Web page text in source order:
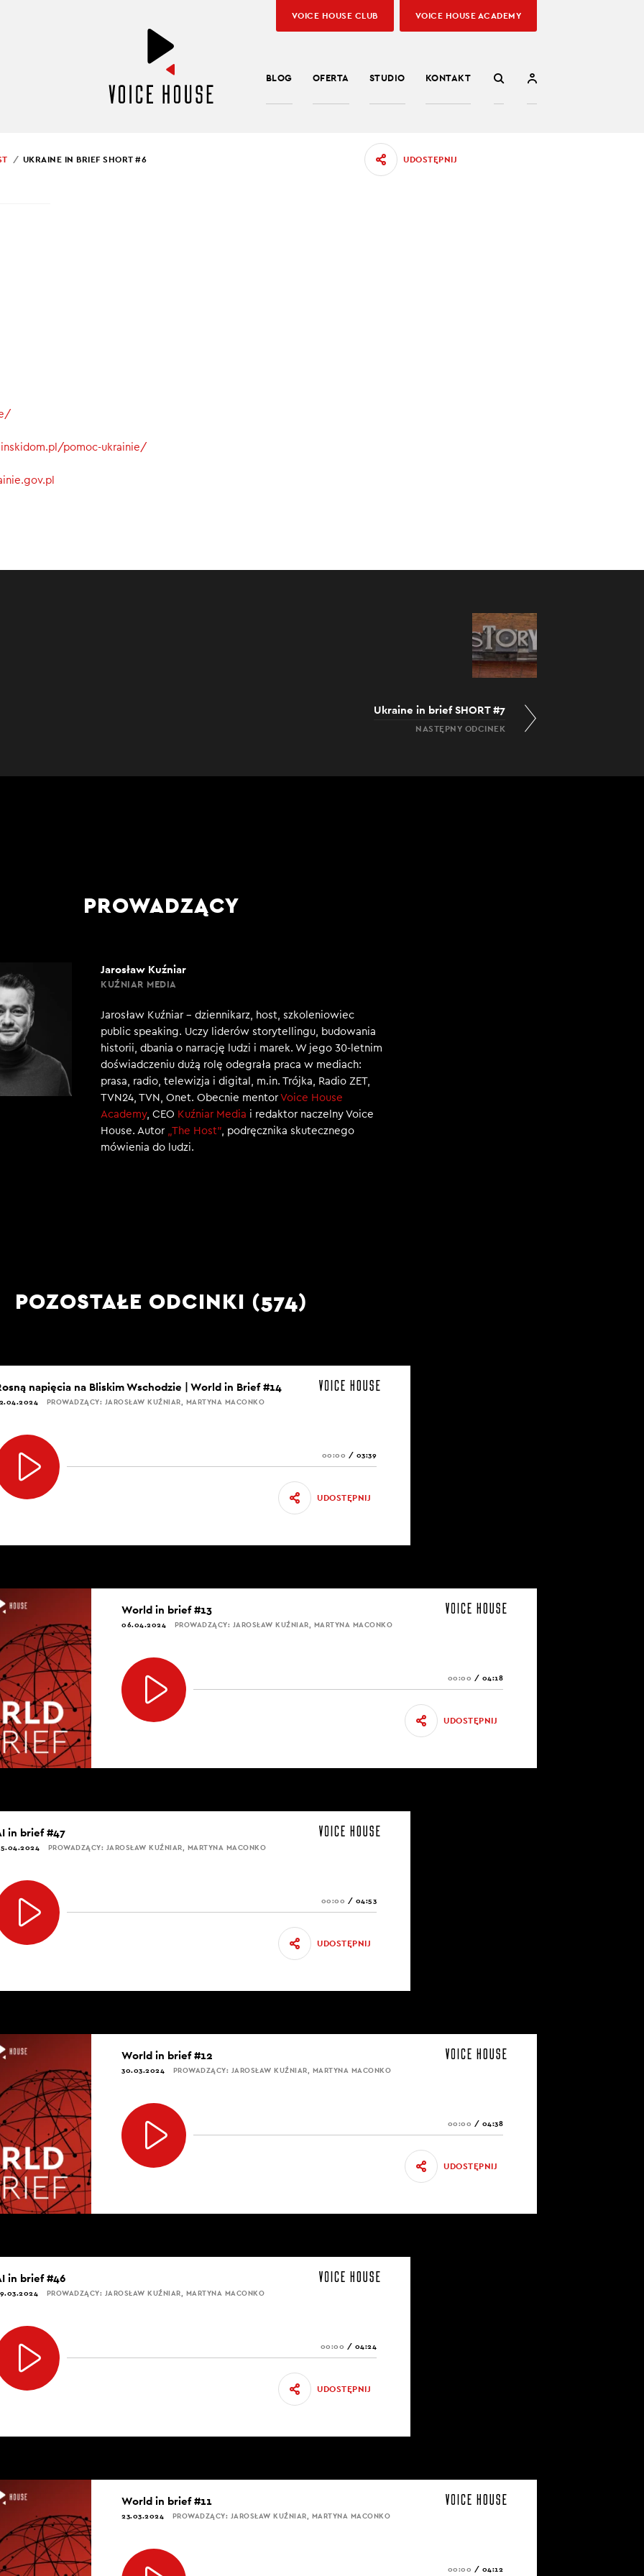
BLOG OFERTA STUDIO KONTAKT
VOICE HOUSE CLUB VOICE HOUSE ACADEMY
UKRAINE IN BRIEF SHORT #6 UDOSTĘPNIJ
pomoc-ukrainie/
Ukraine in brief SHORT #7
NASTĘPNY ODCINEK
PROWADZĄCY
Jarosław Kuźniar
KUŹNIAR MEDIA
Jarosław Kuźniar – dziennikarz, host, szkoleniowiec
public speaking. Uczy liderów storytellingu, budowania
historii, dbania o narrację ludzi i marek. W jego 30-letnim
doświadczeniu dużą rolę odegrała praca w mediach:
prasa, radio, telewizja i digital, m.in. Trójka, Radio ZET,
TVN24, TVN, Onet. Obecnie mentorVoice House
Academy, CEO Kuźniar Media i redaktor naczelny Voice
House. Autor „The Host”, podręcznika skutecznego
mówienia do ludzi.
POZOSTAŁE ODCINKI (574)
napięcia na Bliskim Wschodzie | World in Brief #14
PROWADZĄCY: JAROSŁAW KUŹNIAR, MARTYNA MACONKO
00:00 / 03:39
UDOSTĘPNIJ
World in brief #13
06.04.2024 PROWADZĄCY: JAROSŁAW KUŹNIAR, MARTYNA MACONKO
00:00 / 04:18
UDOSTĘPNIJ
in brief #47
PROWADZĄCY: JAROSŁAW KUŹNIAR, MARTYNA MACONKO
00:00 / 04:53
UDOSTĘPNIJ
World in brief #12
30.03.2024 PROWADZĄCY: JAROSŁAW KUŹNIAR, MARTYNA MACONKO
00:00 / 04:38
UDOSTĘPNIJ
in brief #46
PROWADZĄCY: JAROSŁAW KUŹNIAR, MARTYNA MACONKO
00:00 / 04:24
UDOSTĘPNIJ
World in brief #11
23.03.2024 PROWADZĄCY: JAROSŁAW KUŹNIAR, MARTYNA MACONKO
00:00 / 04:12